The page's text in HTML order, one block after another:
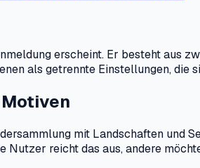
erscheint. Er besteht aus
als getrennte Einstellungen, die
mit Landschaften und
reicht das aus, andere